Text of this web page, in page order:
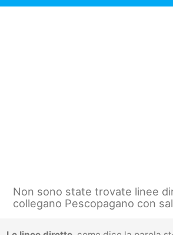
Non sono state trovate linee
collegano Pescopagano con